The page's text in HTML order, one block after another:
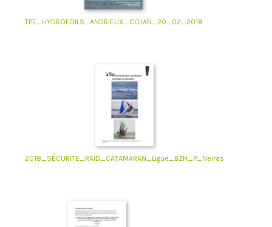
TPE_HYDROFOILS_ANDRIEUX_COJAN_20_02_2018
2018_SÉCURITE_RAID_CATAMARAN_Ligue_BZH_P_Neiras